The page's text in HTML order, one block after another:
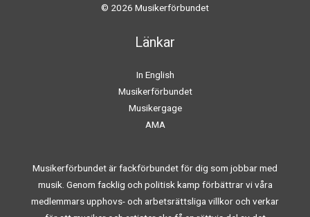
© 2026 Musikerförbundet
Länkar
In English
Musikerförbundet
Musikergage
AMA
Musikerförbundet är fackförbundet för dig som jobbar med
musik. Genom facklig och politisk kamp förbättrar vi våra
medlemmars upphovs- och arbetsrättsliga villkor och verkar